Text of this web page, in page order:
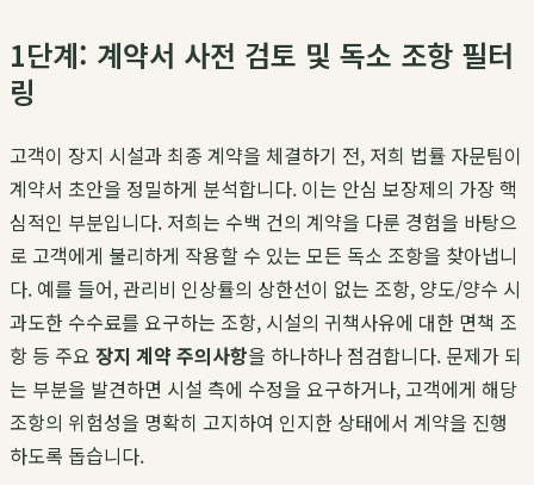
1단계: 계약서 사전 검토 및 독소 조항 필터
링
고객이 장지 시설과 최종 계약을 체결하기 전, 저희 법률 자문팀이
계약서 초안을 정밀하게 분석합니다. 이는 안심 보장제의 가장 핵
심적인 부분입니다. 저희는 수백 건의 계약을 다룬 경험을 바탕으
로 고객에게 불리하게 작용할 수 있는 모든 독소 조항을 찾아냅니
다. 예를 들어, 관리비 인상률의 상한선이 없는 조항, 양도/양수 시
과도한 수수료를 요구하는 조항, 시설의 귀책사유에 대한 면책 조
항 등 주요 장지 계약 주의사항을 하나하나 점검합니다. 문제가 되
는 부분을 발견하면 시설 측에 수정을 요구하거나, 고객에게 해당
조항의 위험성을 명확히 고지하여 인지한 상태에서 계약을 진행
하도록 돕습니다.